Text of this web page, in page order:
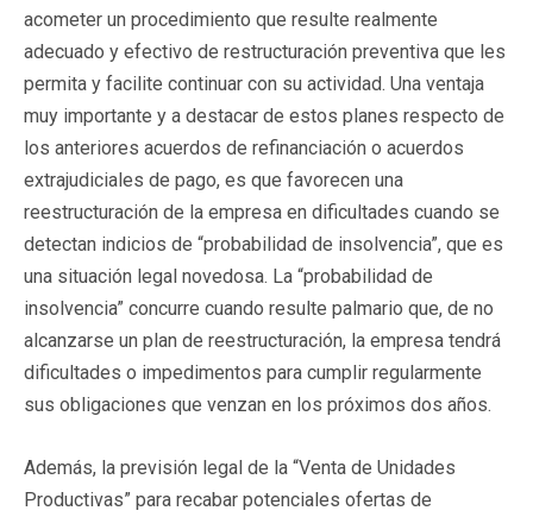
acometer un procedimiento que resulte realmente
adecuado y efectivo de restructuración preventiva que les
permita y facilite continuar con su actividad. Una ventaja
muy importante y a destacar de estos planes respecto de
los anteriores acuerdos de refinanciación o acuerdos
extrajudiciales de pago, es que favorecen una
reestructuración de la empresa en dificultades cuando se
detectan indicios de “probabilidad de insolvencia”, que es
una situación legal novedosa. La “probabilidad de
insolvencia” concurre cuando resulte palmario que, de no
alcanzarse un plan de reestructuración, la empresa tendrá
dificultades o impedimentos para cumplir regularmente
sus obligaciones que venzan en los próximos dos años.
Además, la previsión legal de la “Venta de Unidades
Productivas” para recabar potenciales ofertas de